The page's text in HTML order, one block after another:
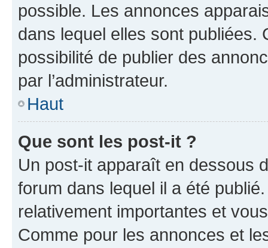
possible. Les annonces
dans lequel elles sont publiées.
possibilité de publier des
par l’administrateur.
Haut
Que sont les post-it ?
Un post-it apparaît en dessous
forum dans lequel il a été
relativement importantes et
Comme pour les annonces et